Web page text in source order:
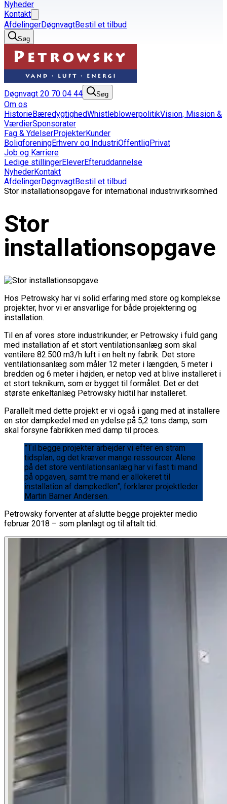
Nyheder
Kontakt
AfdelingerDøgnvagtBestil et tilbud
Søg
Døgnvagt 20 70 04 44 Søg
Om os
HistorieBæredygtighedWhistleblowerpolitikVision, Mission &
VærdierSponsorater
Fag & YdelserProjekterKunder
BoligforeningErhverv og IndustriOffentligPrivat
Job og Karriere
Ledige stillingerEleverEfteruddannelse
NyhederKontakt
AfdelingerDøgnvagtBestil et tilbud
Stor installationsopgave for international industrivirksomhed
Stor
installationsopgave
Hos Petrowsky har vi solid erfaring med store og komplekse
projekter, hvor vi er ansvarlige for både projektering og
installation.
Til en af vores store industrikunder, er Petrowsky i fuld gang
med installation af et stort ventilationsanlæg som skal
ventilere 82.500 m3/h luft i en helt ny fabrik. Det store
ventilationsanlæg som måler 12 meter i længden, 5 meter i
bredden og 6 meter i højden, er netop ved at blive installeret i
et stort teknikum, som er bygget til formålet. Det er det
største enkeltanlæg Petrowsky hidtil har installeret.
Parallelt med dette projekt er vi også i gang med at installere
en stor dampkedel med en ydelse på 5,2 tons damp, som
skal forsyne fabrikken med damp til proces.
”Til begge projekter arbejder vi efter en stram
tidsplan, og det kræver mange ressourcer. Alene
på det store ventilationsanlæg har vi fast ti mand
på opgaven, samt tre mand er allokeret til
installation af dampkedlen”, forklarer projektleder
Martin Barner Andersen.
Petrowsky forventer at afslutte begge projekter medio
februar 2018 – som planlagt og til aftalt tid.